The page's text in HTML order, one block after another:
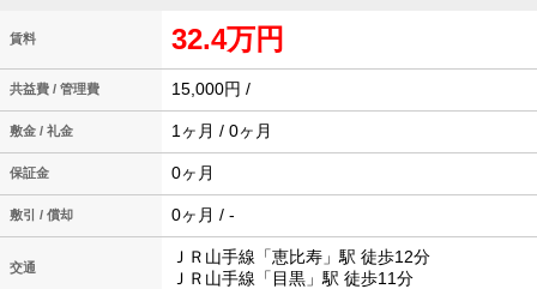
賃料 32.4万円
共益費 / 管理費 15,000円 /
敷金 / 礼金 1ヶ月 / 0ヶ月
保証金 0ヶ月
敷引 / 償却 0ヶ月 / -
交通
ＪＲ山手線「恵比寿」駅 徒歩12分
ＪＲ山手線「目黒」駅 徒歩11分